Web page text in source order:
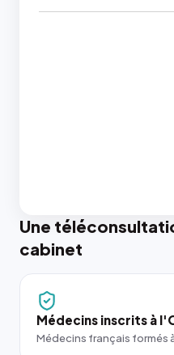
Une
cabinet
Médecins inscrits à
Médecins français formés